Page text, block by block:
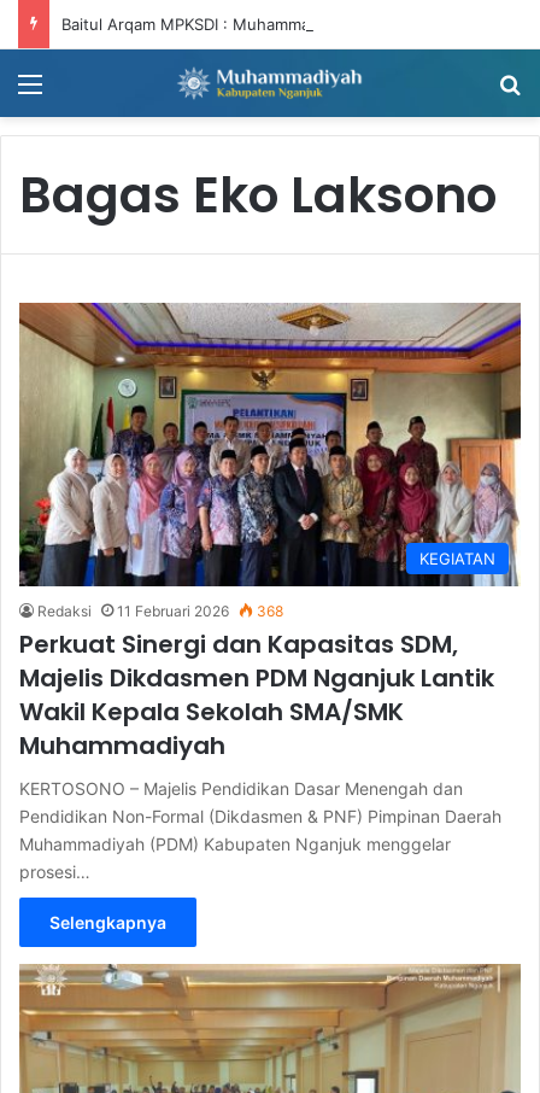
Bagas Eko Laksono
KEGIATAN
Redaksi 11 Februari 2026 368
Perkuat Sinergi dan Kapasitas SDM,
Majelis Dikdasmen PDM Nganjuk Lantik
Wakil Kepala Sekolah SMA/SMK
Muhammadiyah
KERTOSONO – Majelis Pendidikan Dasar Menengah dan
Pendidikan Non-Formal (Dikdasmen & PNF) Pimpinan Daerah
Muhammadiyah (PDM) Kabupaten Nganjuk menggelar
prosesi…
Selengkapnya